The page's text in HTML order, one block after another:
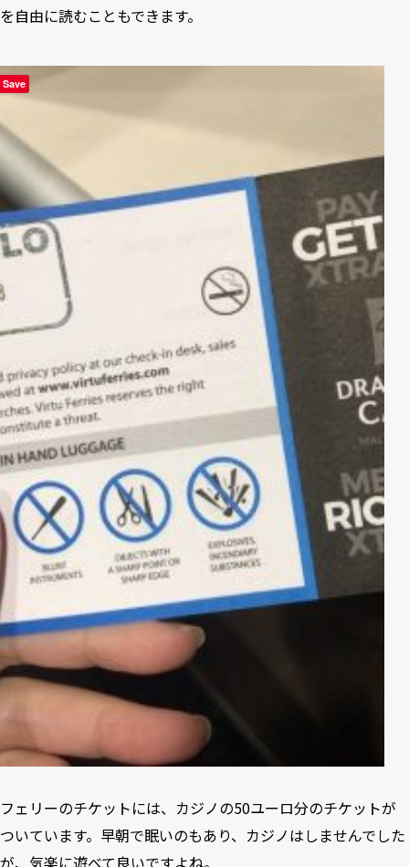
を自由に読むこともできます。
フェリーのチケットには、カジノの50ユーロ分のチケットが
ついています。早朝で眠いのもあり、カジノはしませんでした
が、気楽に遊べて良いですよね。
Save